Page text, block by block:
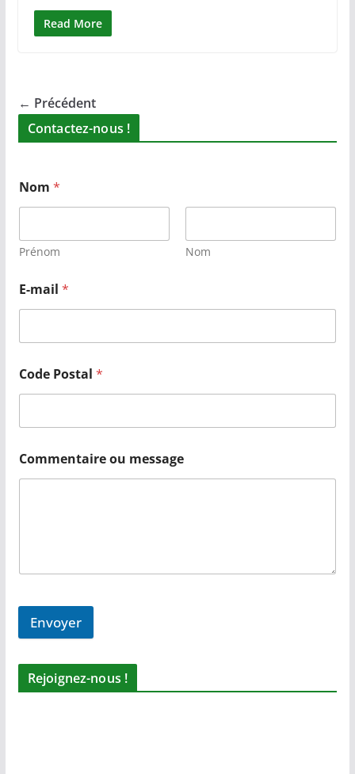
Read More
← Précédent
Contactez-nous !
Nom *
Prénom Nom
E-mail *
Code Postal *
Commentaire ou message
Envoyer
Rejoignez-nous !